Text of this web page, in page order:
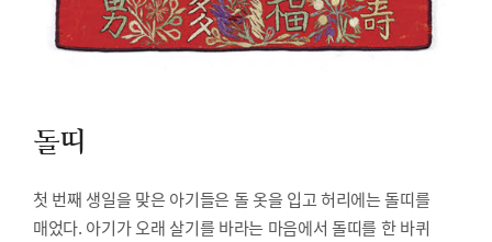
돌띠
첫 번째 생일을 맞은 아기들은 돌 옷을 입고 허리에는 돌띠를
매었다. 아기가 오래 살기를 바라는 마음에서 돌띠를 한 바퀴